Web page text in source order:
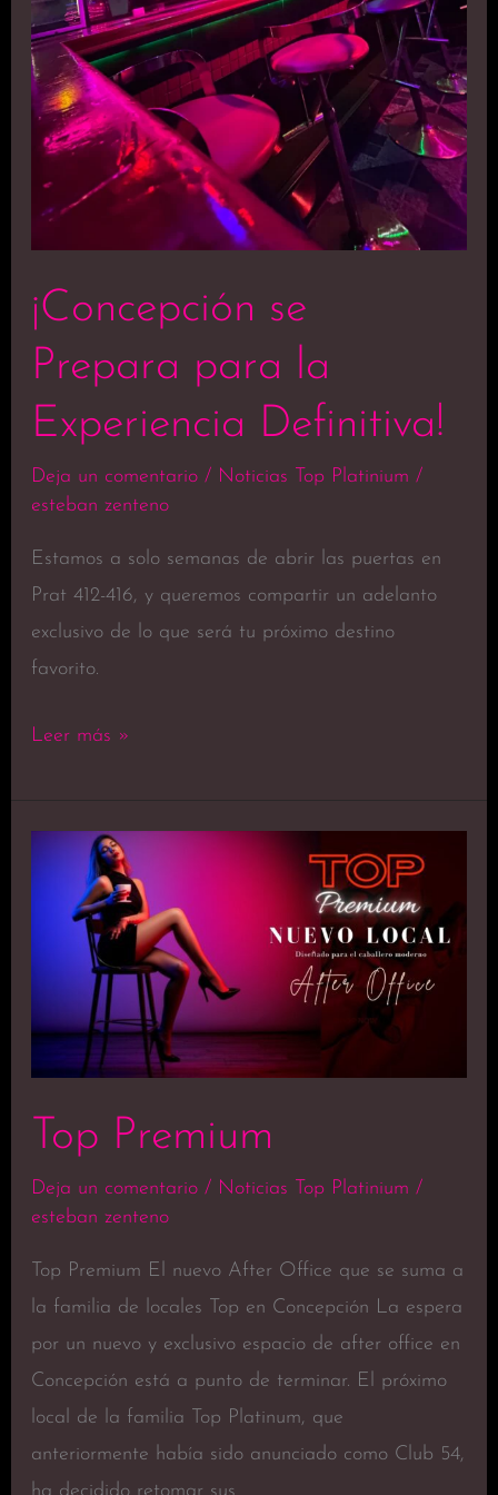
¡Concepción se
Prepara para la
Experiencia Definitiva!
Deja un comentario / Noticias Top Platinium /
esteban zenteno
Estamos a solo semanas de abrir las puertas en
Prat 412-416, y queremos compartir un adelanto
exclusivo de lo que será tu próximo destino
favorito.
Leer más »
Top Premium
Deja un comentario / Noticias Top Platinium /
esteban zenteno
Top Premium El nuevo After Office que se suma a
la familia de locales Top en Concepción La espera
por un nuevo y exclusivo espacio de after office en
Concepción está a punto de terminar. El próximo
local de la familia Top Platinum, que
anteriormente había sido anunciado como Club 54,
ha decidido retomar sus
Top
Premium